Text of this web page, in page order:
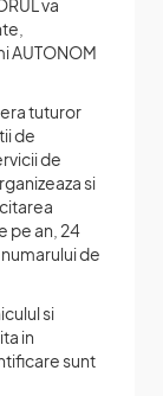
va
AUTONOM
tuturor
de
de
si
pe an, 24
de
si
in
sunt